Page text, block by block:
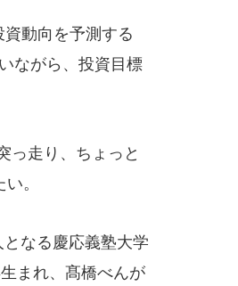
動向を予測する
ながら、投資目標
っ走り、ちょっと
。
なる慶応義塾大学
まれ、髙橋べんが